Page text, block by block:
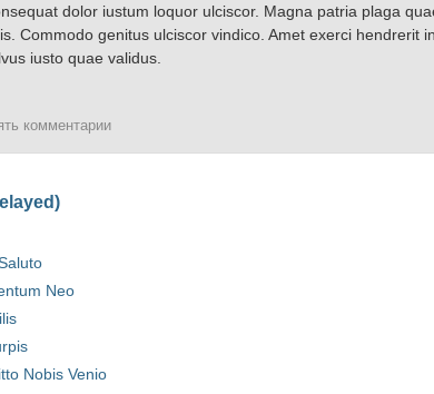
dolor iustum loquor ulciscor. Magna patria plaga
Commodo genitus ulciscor vindico. Amet exerci hendrerit
iusto quae validus.
комментарии
Neo
Nobis Venio